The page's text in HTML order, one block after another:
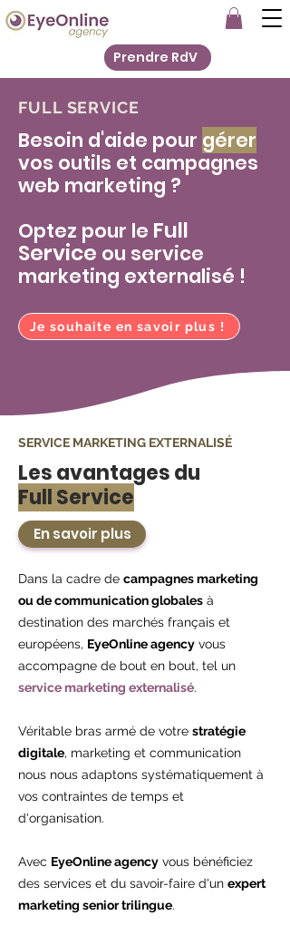
Prendre RdV
FULL SERVICE
Besoin d'aide pour gérer
vos outils et campagnes
web marketing ?
Optez pour le Full
Service ou service
marketing externalisé !
Je souhaite en savoir plus !
SERVICE MARKETING EXTERNALISÉ
Les avantages du
Full Service
En savoir plus
Dans la cadre de campagnes marketing
ou de communication globales à
destination des marchés français et
européens, EyeOnline agency vous
accompagne de bout en bout, tel un
service marketing externalisé.
Véritable bras armé de votre stratégie
digitale, marketing et communication
nous nous adaptons systématiquement à
vos contraintes de temps et
d'organisation.
Avec EyeOnline agency vous bénéficiez
des services et du savoir-faire d'un expert
marketing senior trilingue.